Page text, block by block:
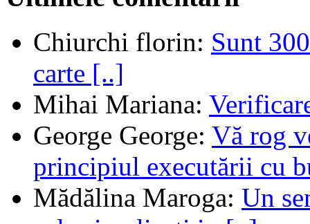
Chiurchi florin: Sunt
carte [..]
Mihai Mariana:
George George: Vă rog
principiul executării cu
Mădălina Maroga: Un